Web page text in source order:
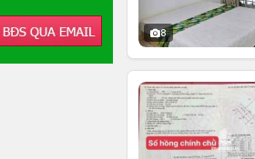
8